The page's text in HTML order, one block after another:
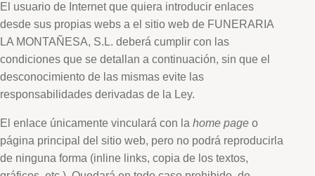
El usuario de Internet que quiera introducir enlaces
desde sus propias webs a el sitio web de FUNERARIA
LA MONTAÑESA, S.L. deberá cumplir con las
condiciones que se detallan a continuación, sin que el
desconocimiento de las mismas evite las
responsabilidades derivadas de la Ley.
El enlace únicamente vinculará con la home page o
página principal del sitio web, pero no podrá reproducirla
de ninguna forma (inline links, copia de los textos,